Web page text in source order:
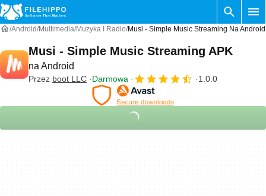
Android Multimedia Muzyka I Radio Musi - Simple Music Streaming Na Android
Musi - Simple Music Streaming APK
na Android
Przez boot LLC Darmowa 1.0.0